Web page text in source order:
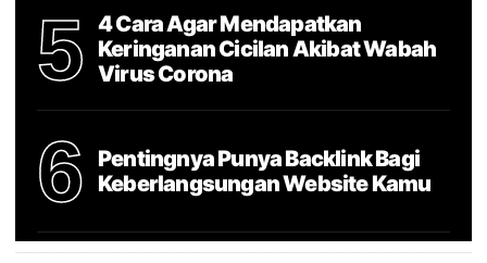
5
4 Cara Agar Mendapatkan
Keringanan Cicilan Akibat Wabah
Virus Corona
6
Pentingnya Punya Backlink Bagi
Keberlangsungan Website Kamu